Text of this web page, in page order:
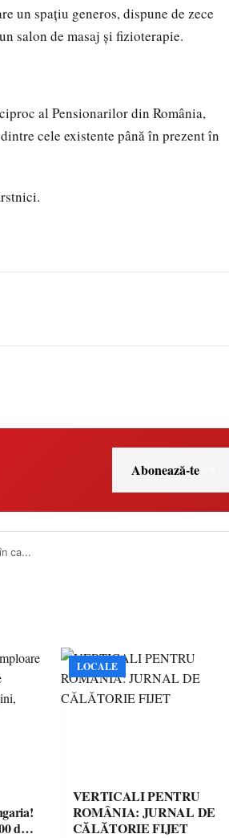
un spaţiu generos, dispune de zece
salon de masaj şi fizioterapie.
al Pensionarilor din România,
cele existente până în prezent în
Abonează-te
ca...
de
LOCALE
VERTICALI PENTRU
ROMÂNIA: JURNAL DE
CĂLĂTORIE FIJET